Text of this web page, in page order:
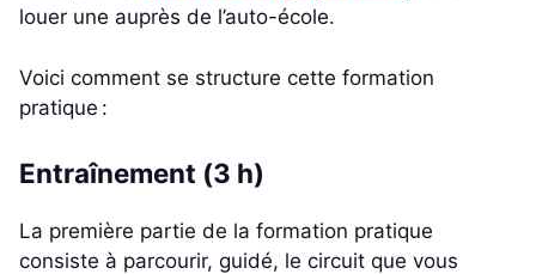
louer une auprès de l’auto-école.
Voici comment se structure cette formation
pratique :
Entraînement (3 h)
La première partie de la formation pratique
consiste à parcourir, guidé, le circuit que vous